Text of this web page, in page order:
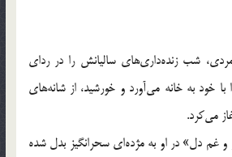
شب زنده‌داری‌های سالیانش را در ردای
خود به خانه می‌آورد و خورشید، از شانه‌های
می‌کرد.
غم دل» در او به مژده‌ای سحرانگیز بدل شده